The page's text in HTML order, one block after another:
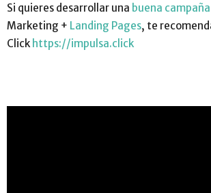
Si quieres desarrollar una buena campaña
Marketing + Landing Pages, te
Click https://impulsa.click